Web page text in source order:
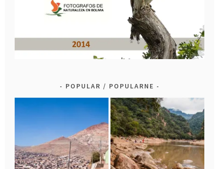
POPULAR / POPULARNE